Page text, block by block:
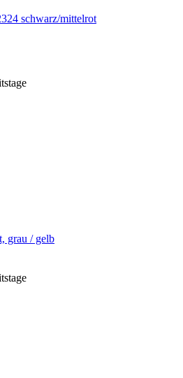
schwarz/mittelrot
grau / gelb